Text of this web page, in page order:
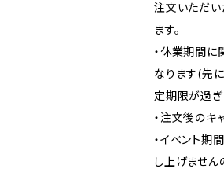
注文いただ
ます。
・休業期間に
なります(先
定期限が過ぎ
・注文後のキ
・イベント期
し上げません